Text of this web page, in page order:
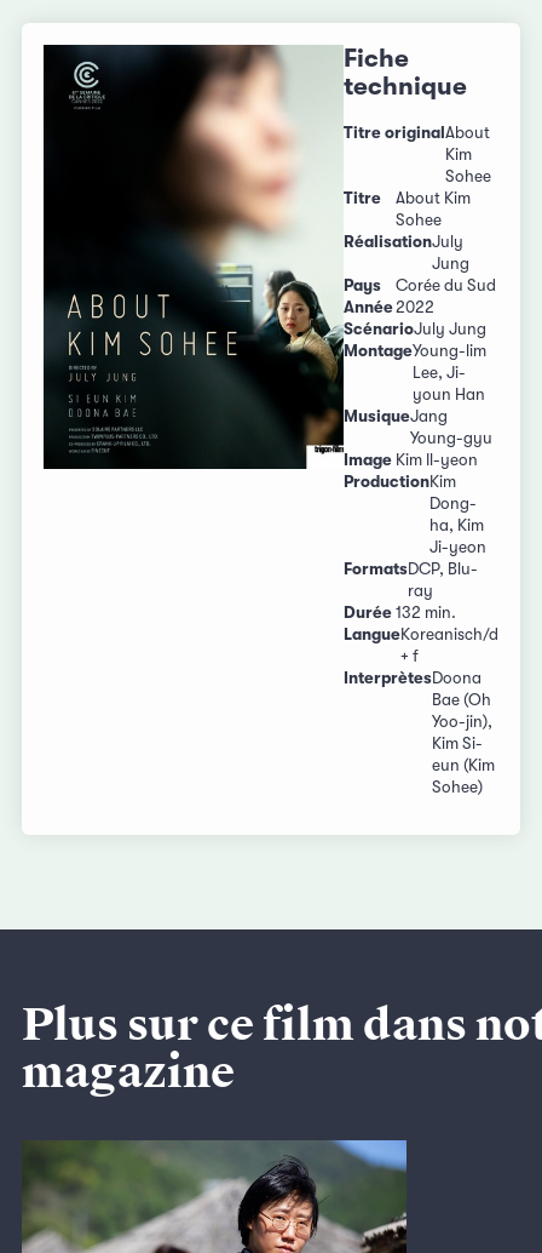
Fiche
technique
Titre original About
Kim
Sohee
Titre
About Kim
Sohee
RéalisationJuly
Jung
Pays
Corée du Sud
Année2022
ScénarioJuly Jung
MontageYoung-lim
Lee, Ji-
youn Han
MusiqueJang
Young-gyu
Image Kim Il-yeon
ProductionKim
Dong-
ha, Kim
Ji-yeon
FormatsDCP, Blu-
ray
Durée 132 min.
LangueKoreanisch/d
+ f
InterprètesDoona
Bae (Oh
Yoo-jin),
Kim Si-
eun (Kim
Sohee)
Plus sur ce film dans
magazine